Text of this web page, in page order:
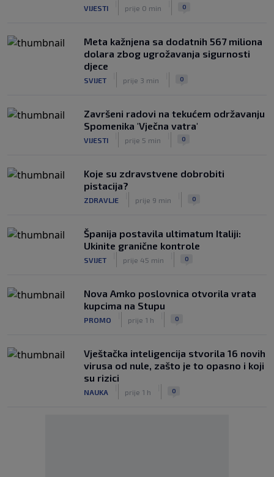
VIJESTI prije 0 min 0
Meta kažnjena sa dodatnih 567 miliona
dolara zbog ugrožavanja sigurnosti
djece
SVIJET prije 3 min 0
Završeni radovi na tekućem održavanju
Spomenika 'Vječna vatra'
VIJESTI prije 5 min 0
Koje su zdravstvene dobrobiti
pistacija?
ZDRAVLJE prije 9 min 0
Španija postavila ultimatum Italiji:
Ukinite granične kontrole
SVIJET prije 45 min 0
Nova Amko poslovnica otvorila vrata
kupcima na Stupu
PROMO prije 1 h 0
Vještačka inteligencija stvorila 16 novih
virusa od nule, zašto je to opasno i koji
su rizici
NAUKA prije 1 h 0